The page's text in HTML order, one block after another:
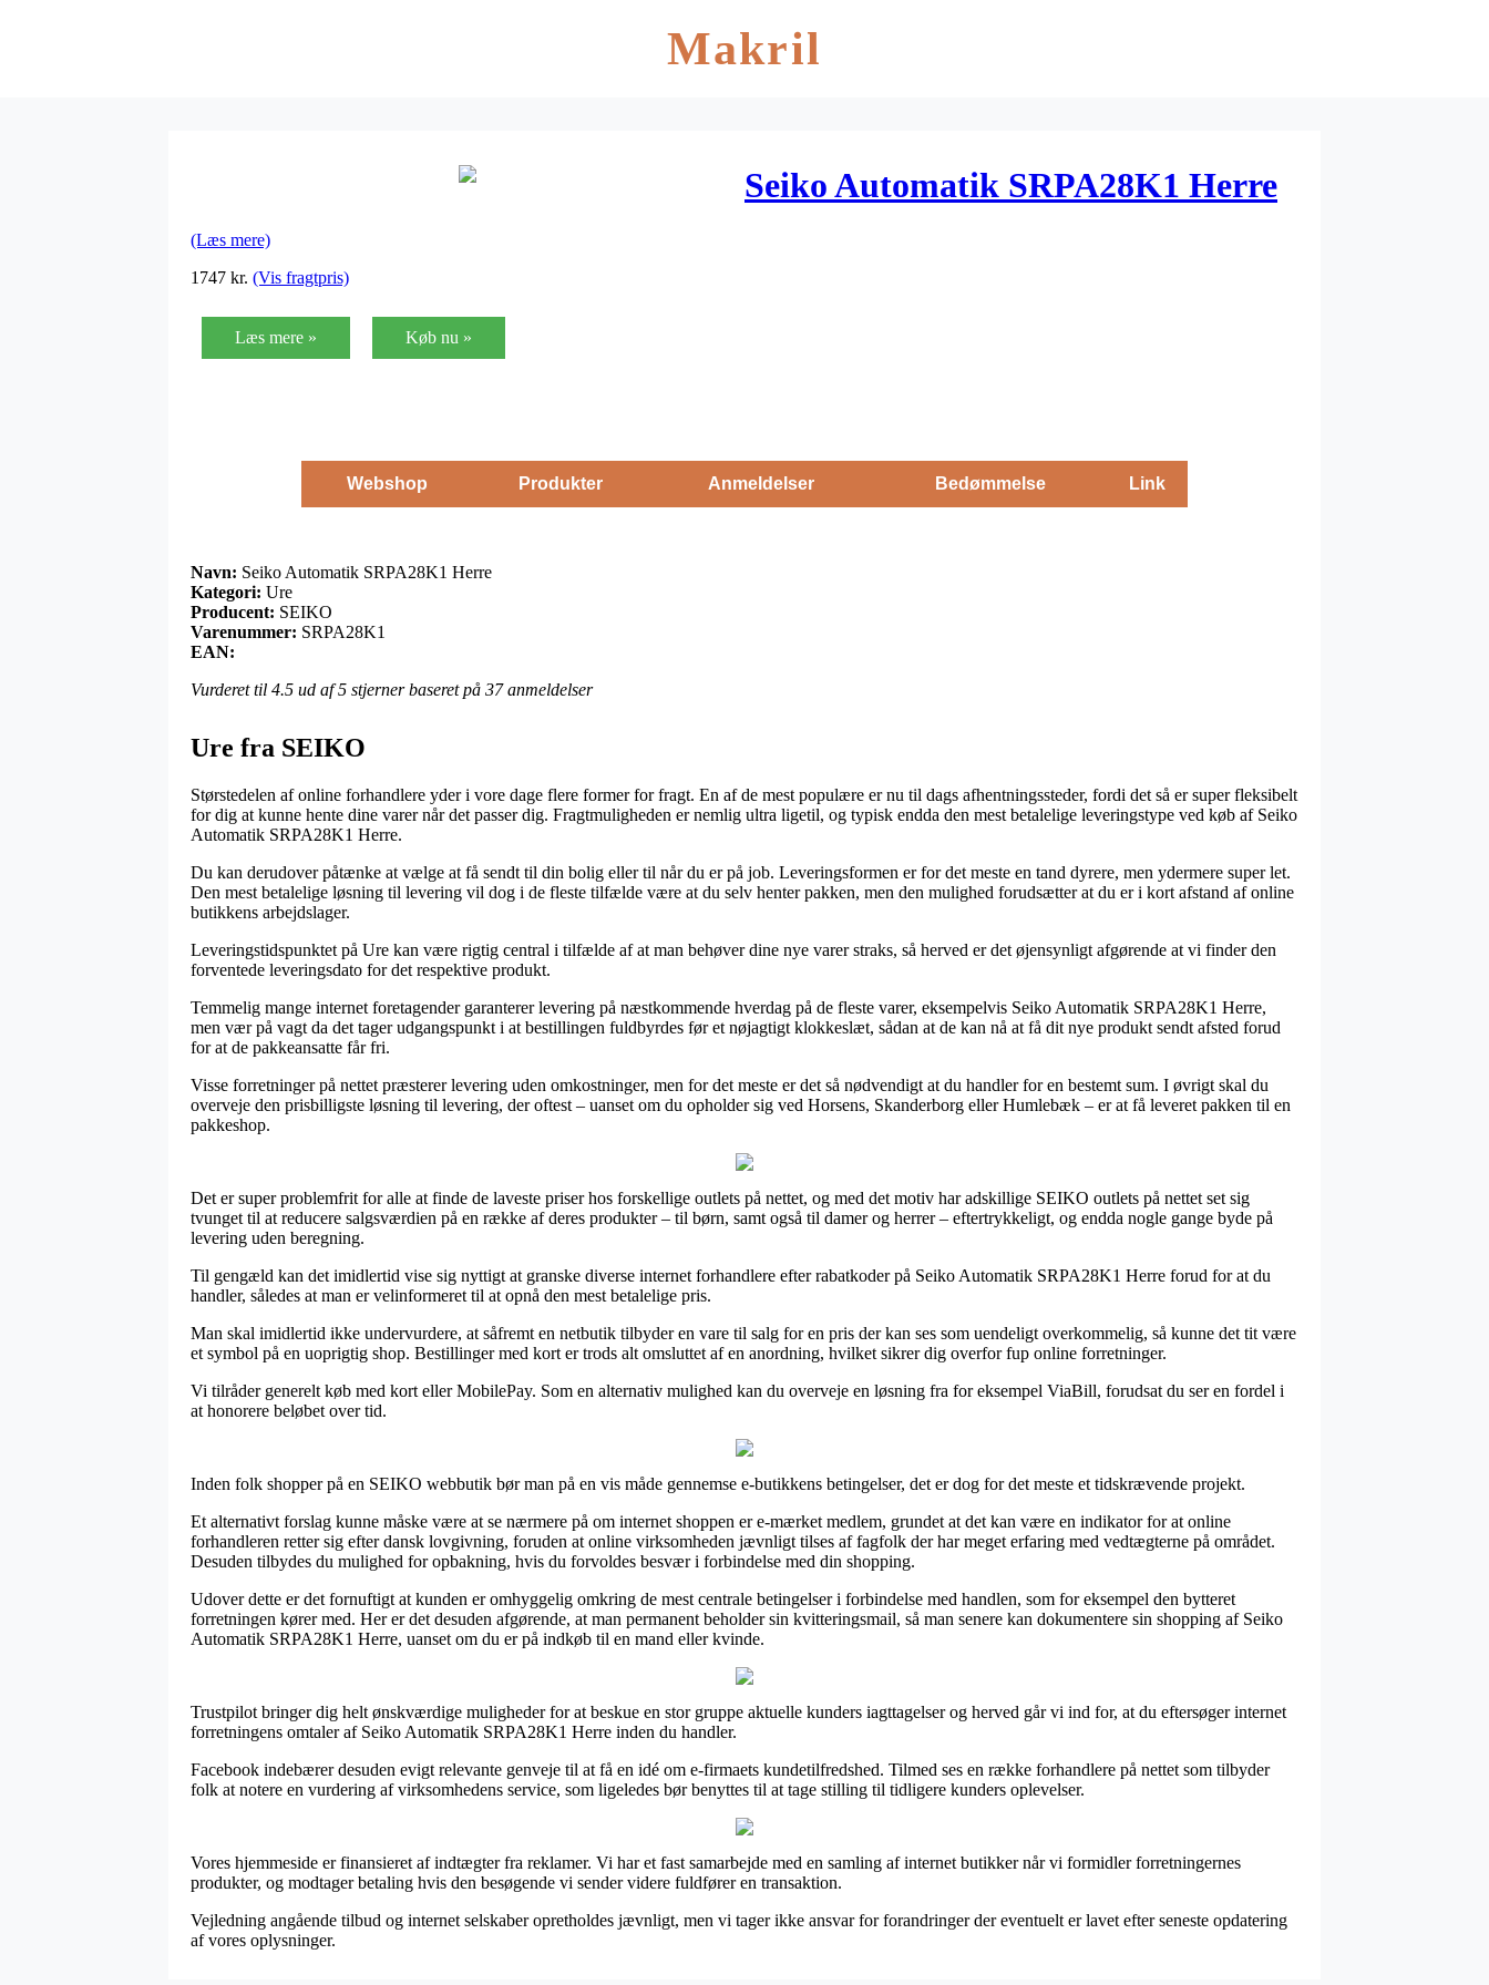
Makril
Seiko Automatik SRPA28K1 Herre
(Læs mere)
1747 kr. (Vis fragtpris)
Læs mere » Køb nu »
Webshop Produkter Anmeldelser Bedømmelse Link
Navn: Seiko Automatik SRPA28K1 Herre
Kategori: Ure
Producent: SEIKO
Varenummer: SRPA28K1
EAN:
Vurderet til 4.5 ud af 5 stjerner baseret på 37anmeldelser
Ure fra SEIKO
Størstedelen af online forhandlere yder i vore dage flere former for fragt. En af de mest populære er nu til dags afhentningssteder, fordi det så er super fleksibelt
for dig at kunne hente dine varer når det passer dig. Fragtmuligheden er nemlig ultra ligetil, og typisk endda den mest betalelige leveringstype ved køb af Seiko
Automatik SRPA28K1 Herre.
Du kan derudover påtænke at vælge at få sendt til din bolig eller til når du er på job. Leveringsformen er for det meste en tand dyrere, men ydermere super let.
Den mest betalelige løsning til levering vil dog i de fleste tilfælde være at du selv henter pakken, men den mulighed forudsætter at du er i kort afstand af online
butikkens arbejdslager.
Leveringstidspunktet på Ure kan være rigtig central i tilfælde af at man behøver dine nye varer straks, så herved er det øjensynligt afgørende at vi finder den
forventede leveringsdato for det respektive produkt.
Temmelig mange internet foretagender garanterer levering på næstkommende hverdag på de fleste varer, eksempelvis Seiko Automatik SRPA28K1 Herre,
men vær på vagt da det tager udgangspunkt i at bestillingen fuldbyrdes før et nøjagtigt klokkeslæt, sådan at de kan nå at få dit nye produkt sendt afsted forud
for at de pakkeansatte får fri.
Visse forretninger på nettet præsterer levering uden omkostninger, men for det meste er det så nødvendigt at du handler for en bestemt sum. I øvrigt skal du
overveje den prisbilligste løsning til levering, der oftest – uanset om du opholder sig ved Horsens, Skanderborg eller Humlebæk – er at få leveret pakken til en
pakkeshop.
Det er super problemfrit for alle at finde de laveste priser hos forskellige outlets på nettet, og med det motiv har adskillige SEIKO outlets på nettet set sig
tvunget til at reducere salgsværdien på en række af deres produkter – til børn, samt også til damer og herrer – eftertrykkeligt, og endda nogle gange byde på
levering uden beregning.
Til gengæld kan det imidlertid vise sig nyttigt at granske diverse internet forhandlere efter rabatkoder på Seiko Automatik SRPA28K1 Herre forud for at du
handler, således at man er velinformeret til at opnå den mest betalelige pris.
Man skal imidlertid ikke undervurdere, at såfremt en netbutik tilbyder en vare til salg for en pris der kan ses som uendeligt overkommelig, så kunne det tit være
et symbol på en uoprigtig shop. Bestillinger med kort er trods alt omsluttet af en anordning, hvilket sikrer dig overfor fup online forretninger.
Vi tilråder generelt køb med kort eller MobilePay. Som en alternativ mulighed kan du overveje en løsning fra for eksempel ViaBill, forudsat du ser en fordel i
at honorere beløbet over tid.
Inden folk shopper på en SEIKO webbutik bør man på en vis måde gennemse e-butikkens betingelser, det er dog for det meste et tidskrævende projekt.
Et alternativt forslag kunne måske være at se nærmere på om internet shoppen er e-mærket medlem, grundet at det kan være en indikator for at online
forhandleren retter sig efter dansk lovgivning, foruden at online virksomheden jævnligt tilses af fagfolk der har meget erfaring med vedtægterne på området.
Desuden tilbydes du mulighed for opbakning, hvis du forvoldes besvær i forbindelse med din shopping.
Udover dette er det fornuftigt at kunden er omhyggelig omkring de mest centrale betingelser i forbindelse med handlen, som for eksempel den bytteret
forretningen kører med. Her er det desuden afgørende, at man permanent beholder sin kvitteringsmail, så man senere kan dokumentere sin shopping af Seiko
Automatik SRPA28K1 Herre, uanset om du er på indkøb til en mand eller kvinde.
Trustpilot bringer dig helt ønskværdige muligheder for at beskue en stor gruppe aktuelle kunders iagttagelser og herved går vi ind for, at du eftersøger internet
forretningens omtaler af Seiko Automatik SRPA28K1 Herre inden du handler.
Facebook indebærer desuden evigt relevante genveje til at få en idé om e-firmaets kundetilfredshed. Tilmed ses en række forhandlere på nettet som tilbyder
folk at notere en vurdering af virksomhedens service, som ligeledes bør benyttes til at tage stilling til tidligere kunders oplevelser.
Vores hjemmeside er finansieret af indtægter fra reklamer. Vi har et fast samarbejde med en samling af internet butikker når vi formidler forretningernes
produkter, og modtager betaling hvis den besøgende vi sender videre fuldfører en transaktion.
Vejledning angående tilbud og internet selskaber opretholdes jævnligt, men vi tager ikke ansvar for forandringer der eventuelt er lavet efter seneste opdatering
af vores oplysninger.